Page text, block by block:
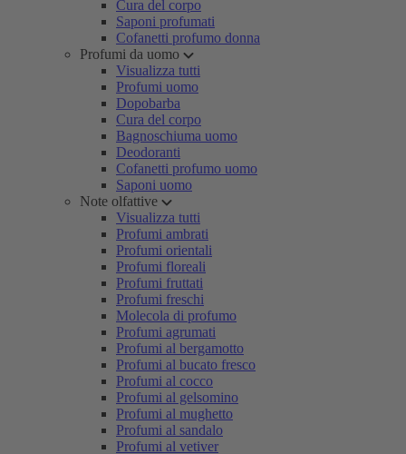
Cura del corpo
Saponi profumati
Cofanetti profumo donna
Profumi da uomo
Visualizza tutti
Profumi uomo
Dopobarba
Cura del corpo
Bagnoschiuma uomo
Deodoranti
Cofanetti profumo uomo
Saponi uomo
Note olfattive
Visualizza tutti
Profumi ambrati
Profumi orientali
Profumi floreali
Profumi fruttati
Profumi freschi
Molecola di profumo
Profumi agrumati
Profumi al bergamotto
Profumi al bucato fresco
Profumi al cocco
Profumi al gelsomino
Profumi al mughetto
Profumi al sandalo
Profumi al vetiver